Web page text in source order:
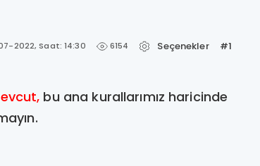
2022, Saat: 14:30 6154 Seçenekler #1
bu ana kurallarımız haricinde